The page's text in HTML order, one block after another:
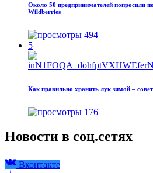
Около 50 предпринимателей попросили
Wildberries
494
5
Как правильно хранить лук зимой –
176
Новости в соц.сетях
Вконтакте